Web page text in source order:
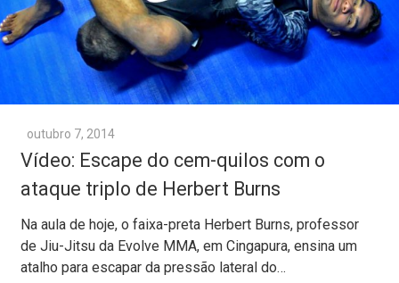
outubro 7, 2014
Vídeo: Escape do cem-quilos com o
ataque triplo de Herbert Burns
Na aula de hoje, o faixa-preta Herbert Burns, professor
de Jiu-Jitsu da Evolve MMA, em Cingapura, ensina um
atalho para escapar da pressão lateral do…